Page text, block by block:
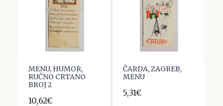
MENU, HUMOR,
RUČNO CRTANO
BROJ 2
10,62€
ČARDA, ZAGREB,
MENU
5,31€